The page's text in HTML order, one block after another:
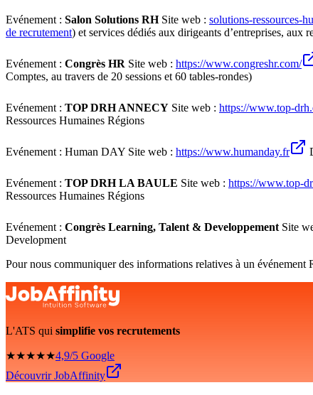
Evénement : Salon Solutions RHSite web : solutions-ressources-
de recrutement) et services dédiés aux dirigeants d’entreprises, aux
Evénement : Congrès HR Site web : https://www.congreshr.com/
Comptes, au travers de 20 sessions et 60 tables-rondes)
Evénement : TOP DRH ANNECY Site web : https://www.top-
Ressources Humaines Régions
Evénement : Human DAY Site web : https://www.humanday.fr
Evénement : TOP DRH LA BAULE Site web : https://www.top-
Ressources Humaines Régions
Evénement : Congrès Learning, Talent & Developpement Site
Development
Pour nous communiquer des informations relatives à un événement
L'ATS qui simplifie vos recrutements
★★★★★4,9/5 Google
Découvrir JobAffinity